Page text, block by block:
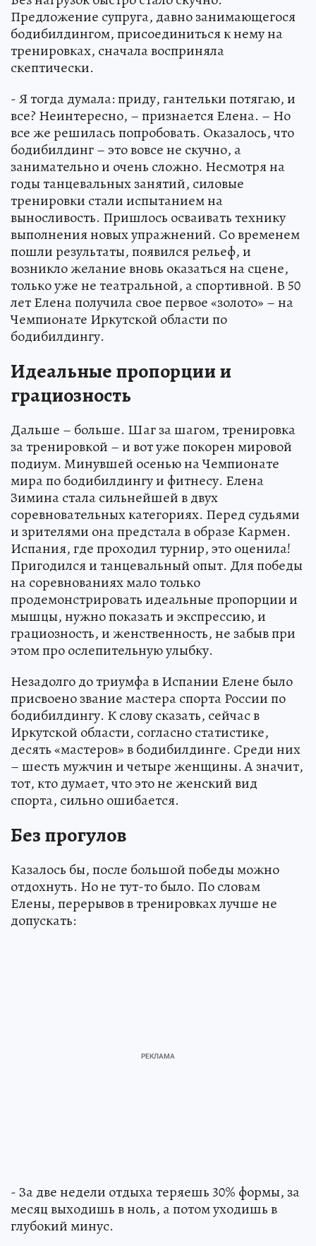
Предложение супруга, давно занимающегося
бодибилдингом, присоединиться к нему на
тренировках, сначала восприняла
скептически.
- Я тогда думала: приду, гантельки потягаю, и
все? Неинтересно, – признается Елена. – Но
все же решилась попробовать. Оказалось, что
бодибилдинг – это вовсе не скучно, а
занимательно и очень сложно. Несмотря на
годы танцевальных занятий, силовые
тренировки стали испытанием на
выносливость. Пришлось осваивать технику
выполнения новых упражнений. Со временем
пошли результаты, появился рельеф, и
возникло желание вновь оказаться на сцене,
только уже не театральной, а спортивной. В 50
лет Елена получила свое первое «золото» – на
Чемпионате Иркутской области по
бодибилдингу.
Идеальные пропорции и
грациозность
Дальше – больше. Шаг за шагом, тренировка
за тренировкой – и вот уже покорен мировой
подиум. Минувшей осенью на Чемпионате
мира по бодибилдингу и фитнесу. Елена
Зимина стала сильнейшей в двух
соревновательных категориях. Перед судьями
и зрителями она предстала в образе Кармен.
Испания, где проходил турнир, это оценила!
Пригодился и танцевальный опыт. Для победы
на соревнованиях мало только
продемонстрировать идеальные пропорции и
мышцы, нужно показать и экспрессию, и
грациозность, и женственность, не забыв при
этом про ослепительную улыбку.
Незадолго до триумфа в Испании Елене было
присвоено звание мастера спорта России по
бодибилдингу. К слову сказать, сейчас в
Иркутской области, согласно статистике,
десять «мастеров» в бодибилдинге. Среди них
– шесть мужчин и четыре женщины. А значит,
тот, кто думает, что это не женский вид
спорта, сильно ошибается.
Без прогулов
Казалось бы, после большой победы можно
отдохнуть. Но не тут-то было. По словам
Елены, перерывов в тренировках лучше не
допускать:
- За две недели отдыха теряешь 30% формы, за
месяц выходишь в ноль, а потом уходишь в
глубокий минус.